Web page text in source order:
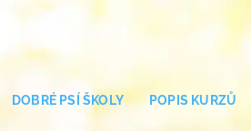
DOBRÉ PSÍ ŠKOLY POPIS KURZŮ